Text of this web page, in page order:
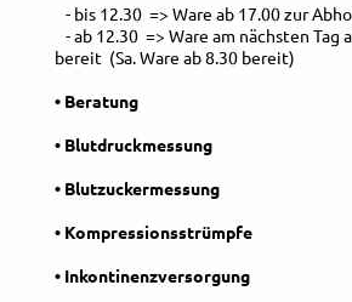
- bis 12.30 => Ware ab 17.00 zur
- ab 12.30 => Ware am nächsten Tag
bereit (Sa. Ware ab 8.30 bereit)
• Beratung
• Blutdruckmessung
• Blutzuckermessung
• Kompressionsstrümpfe
• Inkontinenzversorgung